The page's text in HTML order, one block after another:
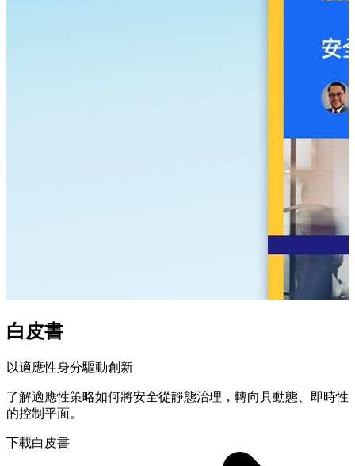
白皮書
以適應性身分驅動創新
了解適應性策略如何將安全從靜態治理，轉向具動態、即時性
的控制平面。
下載白皮書